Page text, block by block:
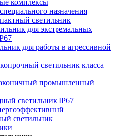
комплексы
назначения
светильник
для экстремальных
для работы в агрессивной
светильник класса
промышленный
светильник IP67
светильник